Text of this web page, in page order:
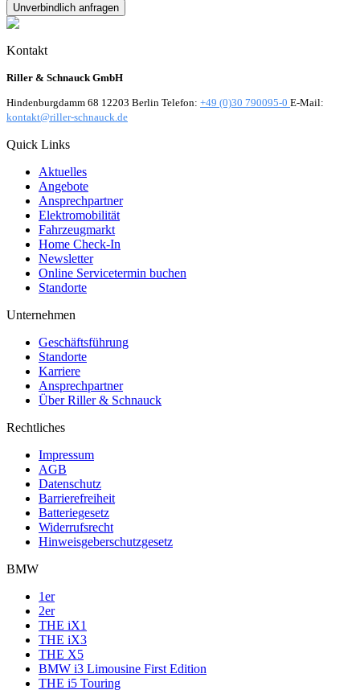
Unverbindlich anfragen
Kontakt
Riller & Schnauck GmbH
Hindenburgdamm 68 12203 Berlin Telefon: +49 (0)30 790095-0 E-Mail:
kontakt@riller-schnauck.de
Quick Links
Aktuelles
Angebote
Ansprechpartner
Elektromobilität
Fahrzeugmarkt
Home Check-In
Newsletter
Online Servicetermin buchen
Standorte
Unternehmen
Geschäftsführung
Standorte
Karriere
Ansprechpartner
Über Riller & Schnauck
Rechtliches
Impressum
AGB
Datenschutz
Barrierefreiheit
Batteriegesetz
Widerrufsrecht
Hinweisgeberschutzgesetz
BMW
1er
2er
THE iX1
THE iX3
THE X5
BMW i3 Limousine First Edition
THE i5 Touring